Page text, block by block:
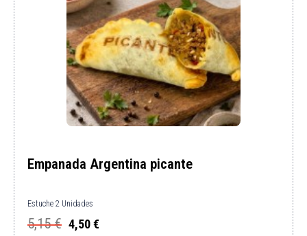
Empanada Argentina picante
Estuche 2 Unidades
Precio
5,15 €
Precio 4,50 €